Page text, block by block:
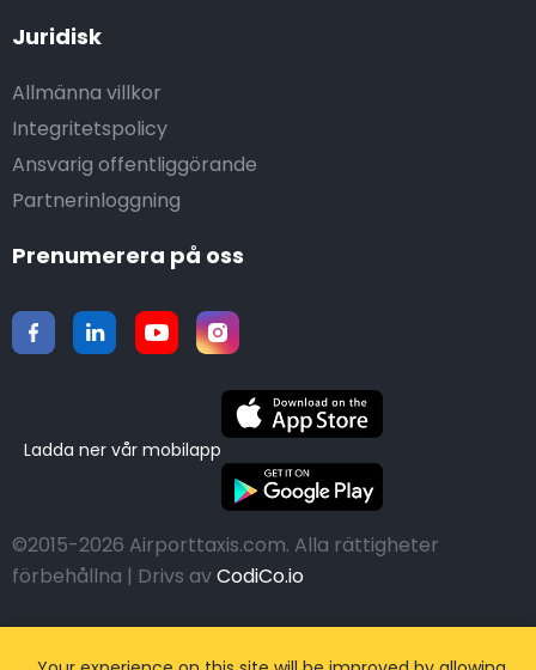
Juridisk
Allmänna villkor
Integritetspolicy
Ansvarig offentliggörande
Partnerinloggning
Prenumerera på oss
Ladda ner vår mobilapp
©2015-2026 Airporttaxis.com. Alla rättigheter
förbehållna | Drivs avCodiCo.io